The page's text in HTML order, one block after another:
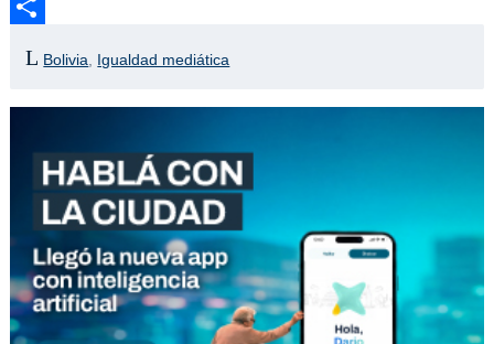
Email
Bolivia Igualdad mediática